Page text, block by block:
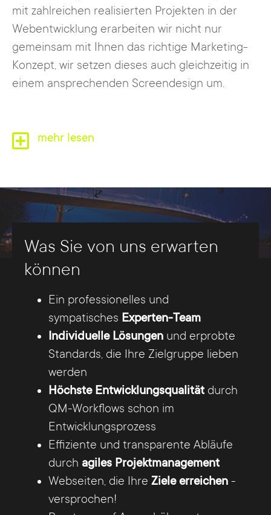
mit zahlreichen realisierten Projekten in der
Webentwicklung erarbeiten wir nicht nur
gemeinsam mit Ihnen das richtige Marketing-
Konzept, wir setzen dieses auch gleichzeitig in
einem ansprechenden Screendesign um.
BRUNS_digital Webdesign
Bereits seit 2001 bieten wir unseren Kunden
mit inzwischen 15 Mitarbeitern einen Full
Webseitenerstellung.Dabei haben wir uns auf
die Konzeption, das Design und die
für Unternehmen aus Minden und Umgebung
spezialisiert.
Für einen umfassenden Eindruck unserer
Werbeagentur in Minden informieren Sie sich
gerne auf den weiteren Seiten unseres
Internetauftritts oder fordern Sie detaillierte
Informationen über das Formular "infos
anfordern" direkt bei uns an. Für ein
persönliches Kennenlernen stehen wir Ihnen
natürlich auch jederzeit gerne zur Verfügung.
Vereinbaren Sie dazu einfach einen Termin mit
mehr lesen
Was Sie von uns erwarten
können
Ein professionelles und
sympatisches Experten-Team
Individuelle Lösungen und erprobte
Standards, die Ihre Zielgruppe lieben
werden
Höchste Entwicklungsqualität durch
QM-Workflows schon im
Entwicklungsprozess
Effiziente und transparente Abläufe
durch agiles Projektmanagement
Webseiten, die Ihre Ziele erreichen -
versprochen!